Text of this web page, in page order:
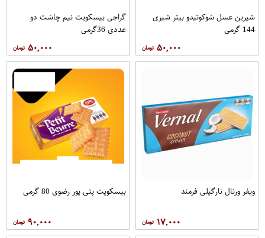
شیرین عسل شوکوتیدو بیتر شیری
144 گرمی
۵۰,۰۰۰
گراجی بیسکویت نیم چاشت دو
عددی 36گرمی
۵۰,۰۰۰
ویفر ورنال نارگیلی فرمند
۱۷,۰۰۰
بیسکویت پتی پور رضوی 80 گرمی
۹۰,۰۰۰